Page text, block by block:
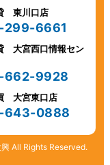
東川口店
299-6661
大宮西口情報セン
662-9928
大宮東口店
643-0888
All Rights Reserved.